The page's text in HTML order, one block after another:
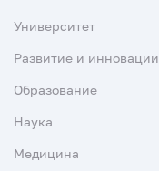
Университет
Развитие и инновации
Образование
Наука
Медицина